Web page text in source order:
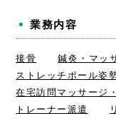
業務内容
接骨
鍼灸・マッ
ストレッチポール姿
在宅訪問マッサージ
トレーナー派遣